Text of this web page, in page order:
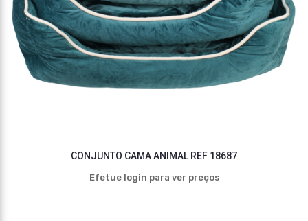
CONJUNTO CAMA ANIMAL REF 18687
Efetue login para ver preços